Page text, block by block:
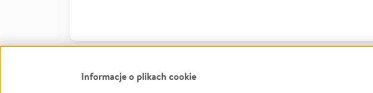
Informacje o plikach cookie